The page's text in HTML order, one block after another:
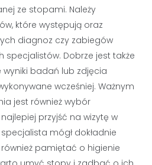
ze stopami. Należy
które występują oraz
diagnoz czy zabiegów
specjalistów. Dobrze jest także
badań lub zdjęcia
wcześniej. Ważnym
jest również wybór
przyjść na wizytę w
mógł dokładnie
pamiętać o higienie